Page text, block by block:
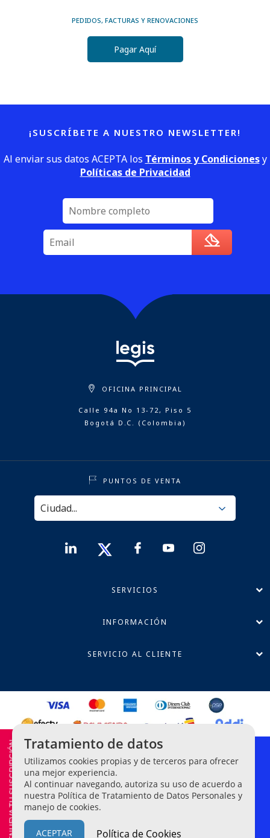
PEDIDOS, FACTURAS Y RENOVACIONES
Pagar Aquí
¡SUSCRÍBETE A NUESTRO NEWSLETTER!
Al enviar sus datos ACEPTA los Términos y Condicionesy
Políticas de Privacidad
OFICINA PRINCIPAL
Calle 94a No 13-72, Piso 5
Bogotá D.C. (Colombia)
PUNTOS DE VENTA
SERVICIOS
INFORMACIÓN
SERVICIO AL CLIENTE
Política de Privacidad
Términos y Condiciones
Línea Ética de Denuncias
RENUEVA TU SUSCRIPCIÓN Tratamiento de datos
Utilizamos cookies propias y de terceros para ofrecer
una mejor experiencia.
Al continuar navegando, autoriza su uso de acuerdo a
nuestra Política de Tratamiento de Datos Personales y
manejo de cookies.
ACEPTAR Política de Cookies